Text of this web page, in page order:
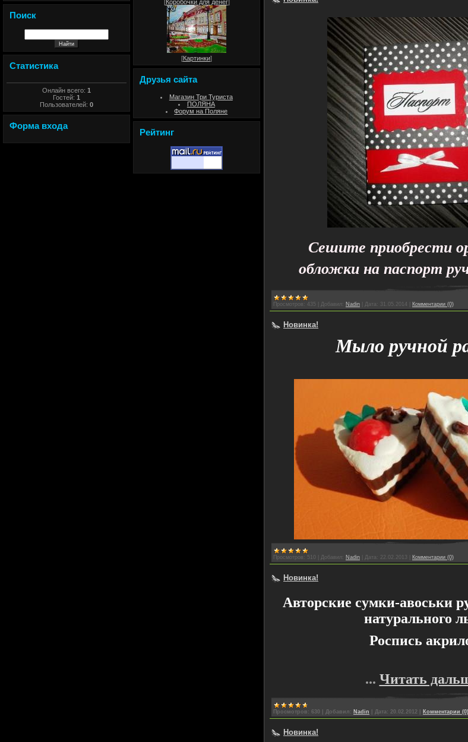
Поиск
Статистика
Онлайн всего: 1
Гостей: 1
Пользователей: 0
Форма входа
[Коробочки для денег]
[Картинки]
Друзья сайта
Магазин Три Туриста
ПОЛЯНА
Форум на Поляне
Рейтинг
Сешите приобрести
обложки на паспорт
Просмотров: 435 Добавил: Nadin Дата: 31.05.2014 Комментарии (0)
Новинка!
Мыло ручной
Просмотров: 510 Добавил: Nadin Дата: 22.02.2013 Комментарии (0)
Новинка!
Авторские сумки-авоськи
натурального
Роспись
... Читать
Просмотров: 630 Добавил: Nadin Дата: 20.02.2012 Комментарии (0)
Новинка!